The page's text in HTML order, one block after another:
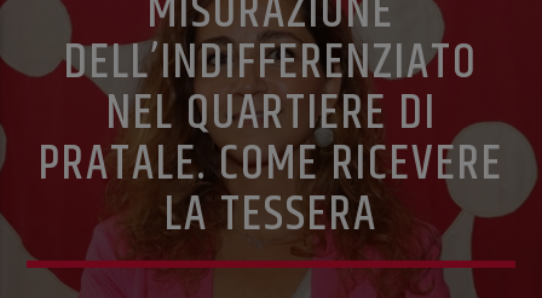
DELL’INDIFFERENZIATO
NEL QUARTIERE DI
PRATALE. COME RICEVERE
LA TESSERA